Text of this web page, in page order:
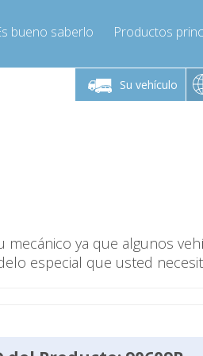
bueno saberlo Productos
Su vehículo
a viernes de 9:00 a
16:00
express.es
De lunes a
ya que algunos
especial que usted